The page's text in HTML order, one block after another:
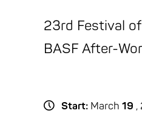
23rd Festival
BASF After-
Start: March 19 ,